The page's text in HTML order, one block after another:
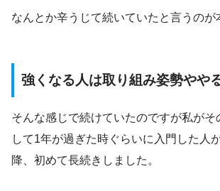
なんとか辛うじて続いていたと言うのが
強くなる人は取り組み姿勢やや
そんな感じで続けていたのですが私がそ
して1年が過ぎた時ぐらいに入門した人
降、初めて長続きしました。